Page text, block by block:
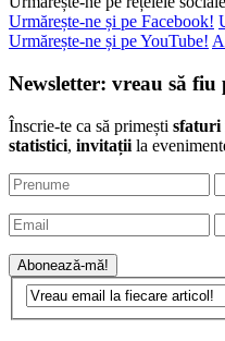
Urmărește-ne și pe Facebook!
Urmărește-ne și pe YouTube!
Newsletter: vreau să
Înscrie-te ca să primești sfaturi
statistici, invitații la